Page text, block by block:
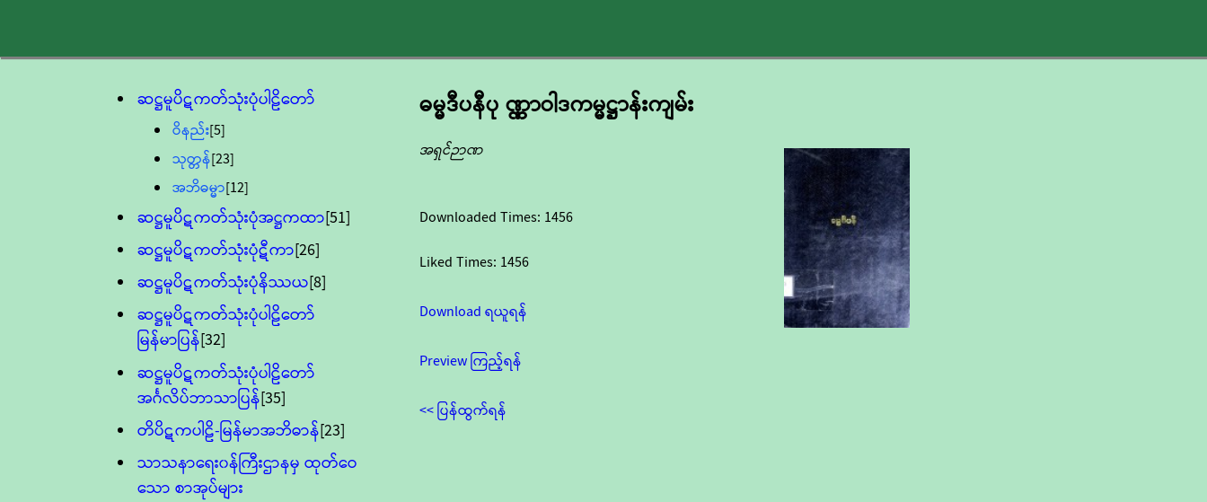
ဆဋ္ဌမူပိဋကတ်သုံးပုံပါဠိတော်
ဝိနည်း[5]
သုတ္တန်[23]
အဘိဓမ္မာ[12]
ဆဋ္ဌမူပိဋကတ်သုံးပုံအဋ္ဌကထာ[51]
ဆဋ္ဌမူပိဋကတ်သုံးပုံဋီကာ[26]
ဆဋ္ဌမူပိဋကတ်သုံးပုံနိဿယ[8]
ဆဋ္ဌမူပိဋကတ်သုံးပုံပါဠိတော်
မြန်မာပြန်[32]
ဆဋ္ဌမူပိဋကတ်သုံးပုံပါဠိတော်
အင်္ဂလိပ်ဘာသာပြန်[35]
တိပိဋကပါဠိ-မြန်မာအဘိဓာန်[23]
သာသနာရေး၀န်ကြီးဌာနမှ ထုတ်ဝေ
သော စာအုပ်များ
ဓမ္မဒီပနီပု ဏ္ဏာဝါဒကမ္မဋ္ဌာန်းကျမ်း
အရှင်ဉာဏ
Downloaded Times: 1456
Liked Times: 1456
Download ရယူရန်
Preview ကြည့်ရန်
<< ပြန်ထွက်ရန်